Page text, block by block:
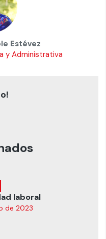
Estévez
y Administrativa
laboral
de 2023